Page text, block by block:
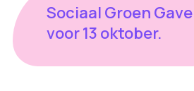
Sociaal Groen
voor 13 oktober.